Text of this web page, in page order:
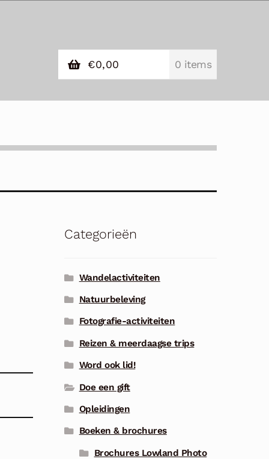
€0,00 0 items
Categorieën
Wandelactiviteiten
Natuurbeleving
Fotografie-activiteiten
Reizen & meerdaagse trips
Word ook lid!
Doe een gift
Opleidingen
Boeken & brochures
Brochures Lowland Photo